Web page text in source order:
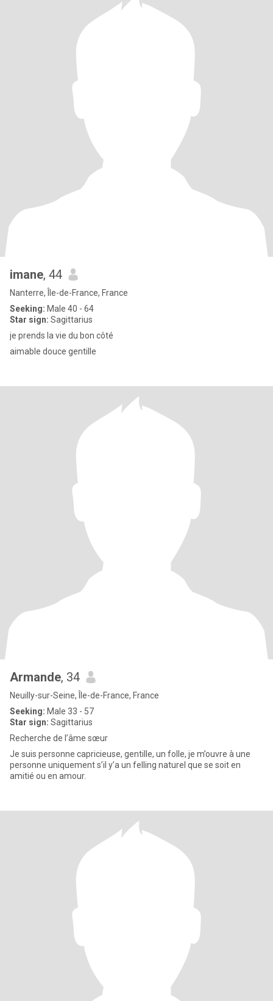
imane, 44
Nanterre, Île-de-France, France
Seeking: Male 40 - 64
Star sign: Sagittarius
je prends la vie du bon côté
aimable douce gentille
Armande, 34
Neuilly-sur-Seine, Île-de-France, France
Seeking: Male 33 - 57
Star sign: Sagittarius
Recherche de l’âme sœur
Je suis personne capricieuse, gentille, un folle, je m’ouvre à une
personne uniquement s’il y’a un felling naturel que se soit en
amitié ou en amour.